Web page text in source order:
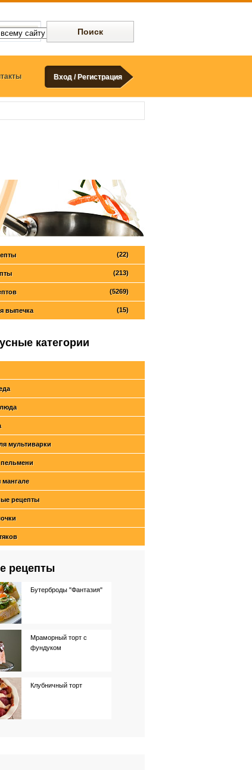
Вход / Регистрация
(22)
(213)
(5269)
(15)
выпечка
категории
мультиварки
рецепты
рецепты
Бутерброды "Фантазия"
Мраморный торт с
фундуком
Клубничный торт